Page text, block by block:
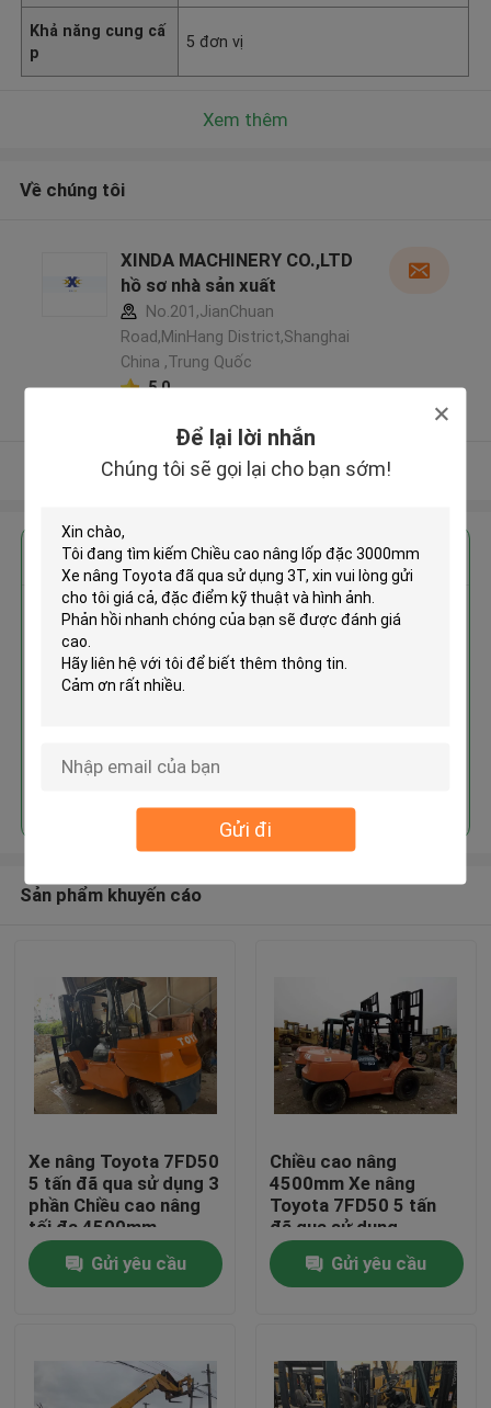
Để lại lời nhắn
Chúng tôi sẽ gọi lại cho bạn sớm!
Gửi đi
Trang Chủ
Về chúng tôi
Khả năng cung cấ
p
5 đơn vị
Xem thêm
Về chúng tôi
XINDA MACHINERY CO.,LTD
hồ sơ nhà sản xuất
No.201,JianChuan
Road,MinHang District,Shanghai
China ,Trung Quốc
5.0
Xem thêm
Nhận giá tốt nhất cho
Chiều cao nâng lốp đặc 3000mm
3T
Sản phẩm khuyến cáo
Xe nâng Toyota 7FD50
5 tấn đã qua sử dụng 3
phần Chiều cao nâng
tối đa 4500mm
Gửi yêu cầu
Chiều cao nâng
4500mm Xe nâng
Toyota 7FD50 5 tấn
đã qua sử dụng
Gửi yêu cầu